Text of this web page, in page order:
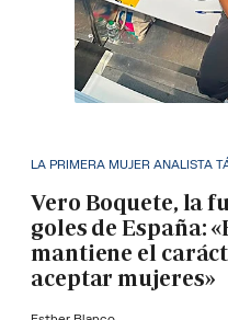
LA PRIMERA MUJER ANALISTA
Vero Boquete, la
goles de España:
mantiene el
aceptar mujeres»